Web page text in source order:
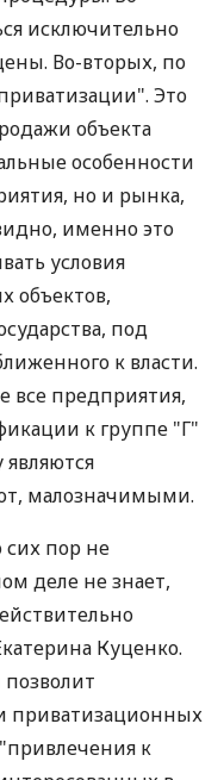
исключительно
Во-вторых, по
Это
объекта
особенности
но и рынка,
именно это
условия
объектов,
под
к власти.
все предприятия,
к группе "Г"
малозначимыми.
сих пор не
деле не знает,
Куценко.
приватизационных
к